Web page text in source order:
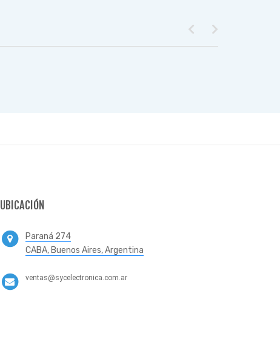
UBICACIÓN
Paraná 274
CABA, Buenos Aires, Argentina
ventas@sycelectronica.com.ar